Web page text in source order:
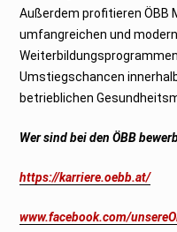
Außerdem profitieren ÖBB
umfangreichen und
Umstiegschancen
betrieblichen
Wer sind bei den ÖBB
https://karriere.oebb.at/
www.facebook.com/